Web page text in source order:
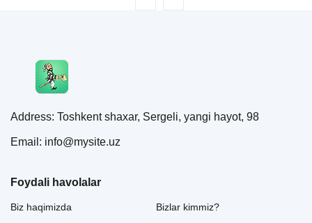
Address: Toshkent shaxar, Sergeli, yangi hayot, 98
Email: info@mysite.uz
Foydali havolalar
Biz haqimizda
Bizlar kimmiz?